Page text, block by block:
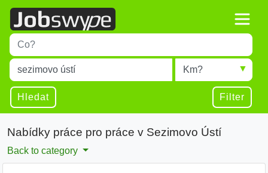
Title
Type 1 or more characters for results.
Místo
Type 1 or more characters for results.
Radius
Hledat Filter
Nabídky práce pro práce v Sezimovo Ústí
Back to category